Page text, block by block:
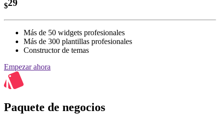
$29
Más de 50 widgets profesionales
Más de 300 plantillas profesionales
Constructor de temas
Empezar ahora
Paquete de negocios